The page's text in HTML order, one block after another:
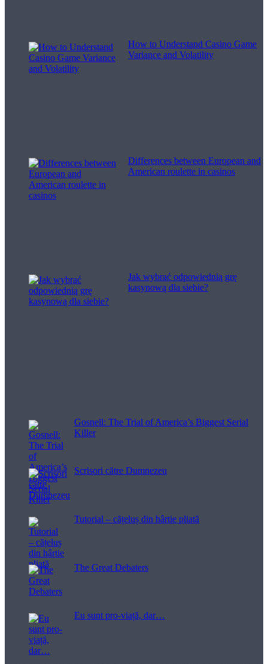
How to Understand Casino Game
Variance and Volatility
Differences between European and
American roulette in casinos
Jak wybrać odpowiednią grę
kasynową dla siebie?
Gosnell: The Trial of America’s Biggest Serial
Killer
Scrisori către Dumnezeu
Tutorial – cățeluș din hârtie pliată
The Great Debaters
Eu sunt pro-viață, dar…